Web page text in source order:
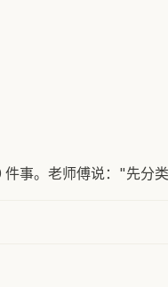
事。老师傅说："先分